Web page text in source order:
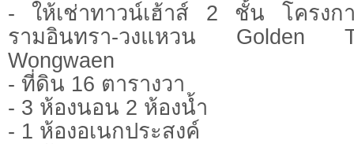
- ให้เช่าทาวน์เฮ้าส์ 2 ชั้น โครงก
รามอินทรา-วงแหวน Golden
Wongwaen
- ที่ดิน 16 ตารางวา
- 3 ห้องนอน 2 ห้องน้ำ
- 1 ห้องอเนกประสงค์